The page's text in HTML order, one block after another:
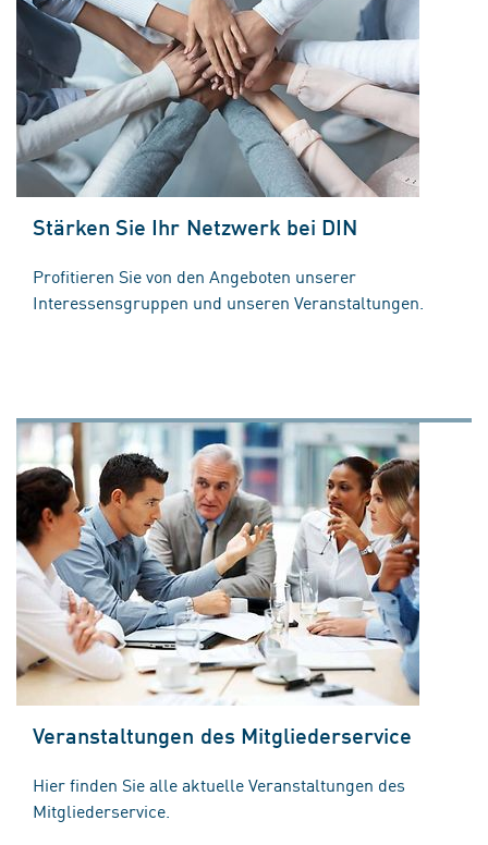
Stärken Sie Ihr Netzwerk bei DIN
Profitieren Sie von den Angeboten unserer
Interessensgruppen und unseren Veranstaltungen.
Veranstaltungen des Mitgliederservice
Hier finden Sie alle aktuelle Veranstaltungen des
Mitgliederservice.